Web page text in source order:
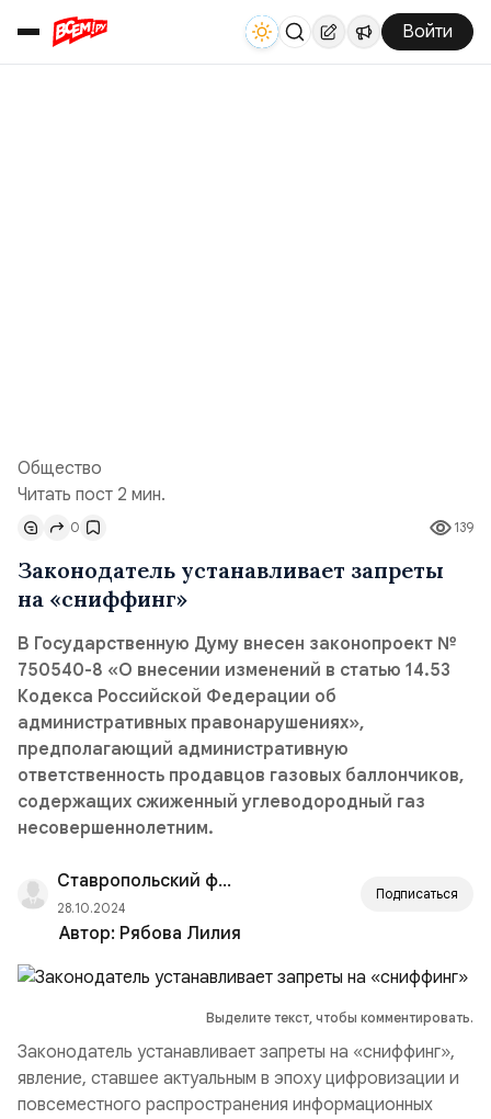
Войти
Общество
Читать пост 2 мин.
139
0
Законодатель устанавливает запреты
на «сниффинг»
В Государственную Думу внесен законопроект №
750540-8 «О внесении изменений в статью 14.53
Кодекса Российской Федерации об
административных правонарушениях»,
предполагающий административную
ответственность продавцов газовых баллончиков,
содержащих сжиженный углеводородный газ
несовершеннолетним.
Ставропольский филиал РАНХиГС
28.10.2024
Подписаться
Автор: Рябова Лилия
Выделите текст, чтобы комментировать.
Законодатель устанавливает запреты на «сниффинг»,
явление, ставшее актуальным в эпоху цифровизации и
повсеместного распространения информационных